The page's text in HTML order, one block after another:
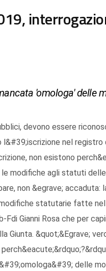
'omologa' delle
devono essere
nel registro
non esistono
modifiche agli statuti
non &egrave; accaduta:
statutarie fatte
Gianni Rosa che per
Giunta. &quot;&Egrave;
delle